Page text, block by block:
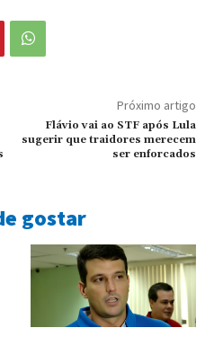
Próximo artigo
Flávio vai ao STF após Lula
sugerir que traidores merecem
ser enforcados
gostar